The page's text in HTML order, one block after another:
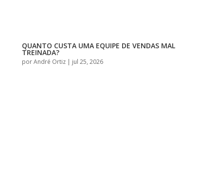
QUANTO CUSTA UMA EQUIPE DE VENDAS MAL
TREINADA?
porAndré Ortiz| jul 25, 2026